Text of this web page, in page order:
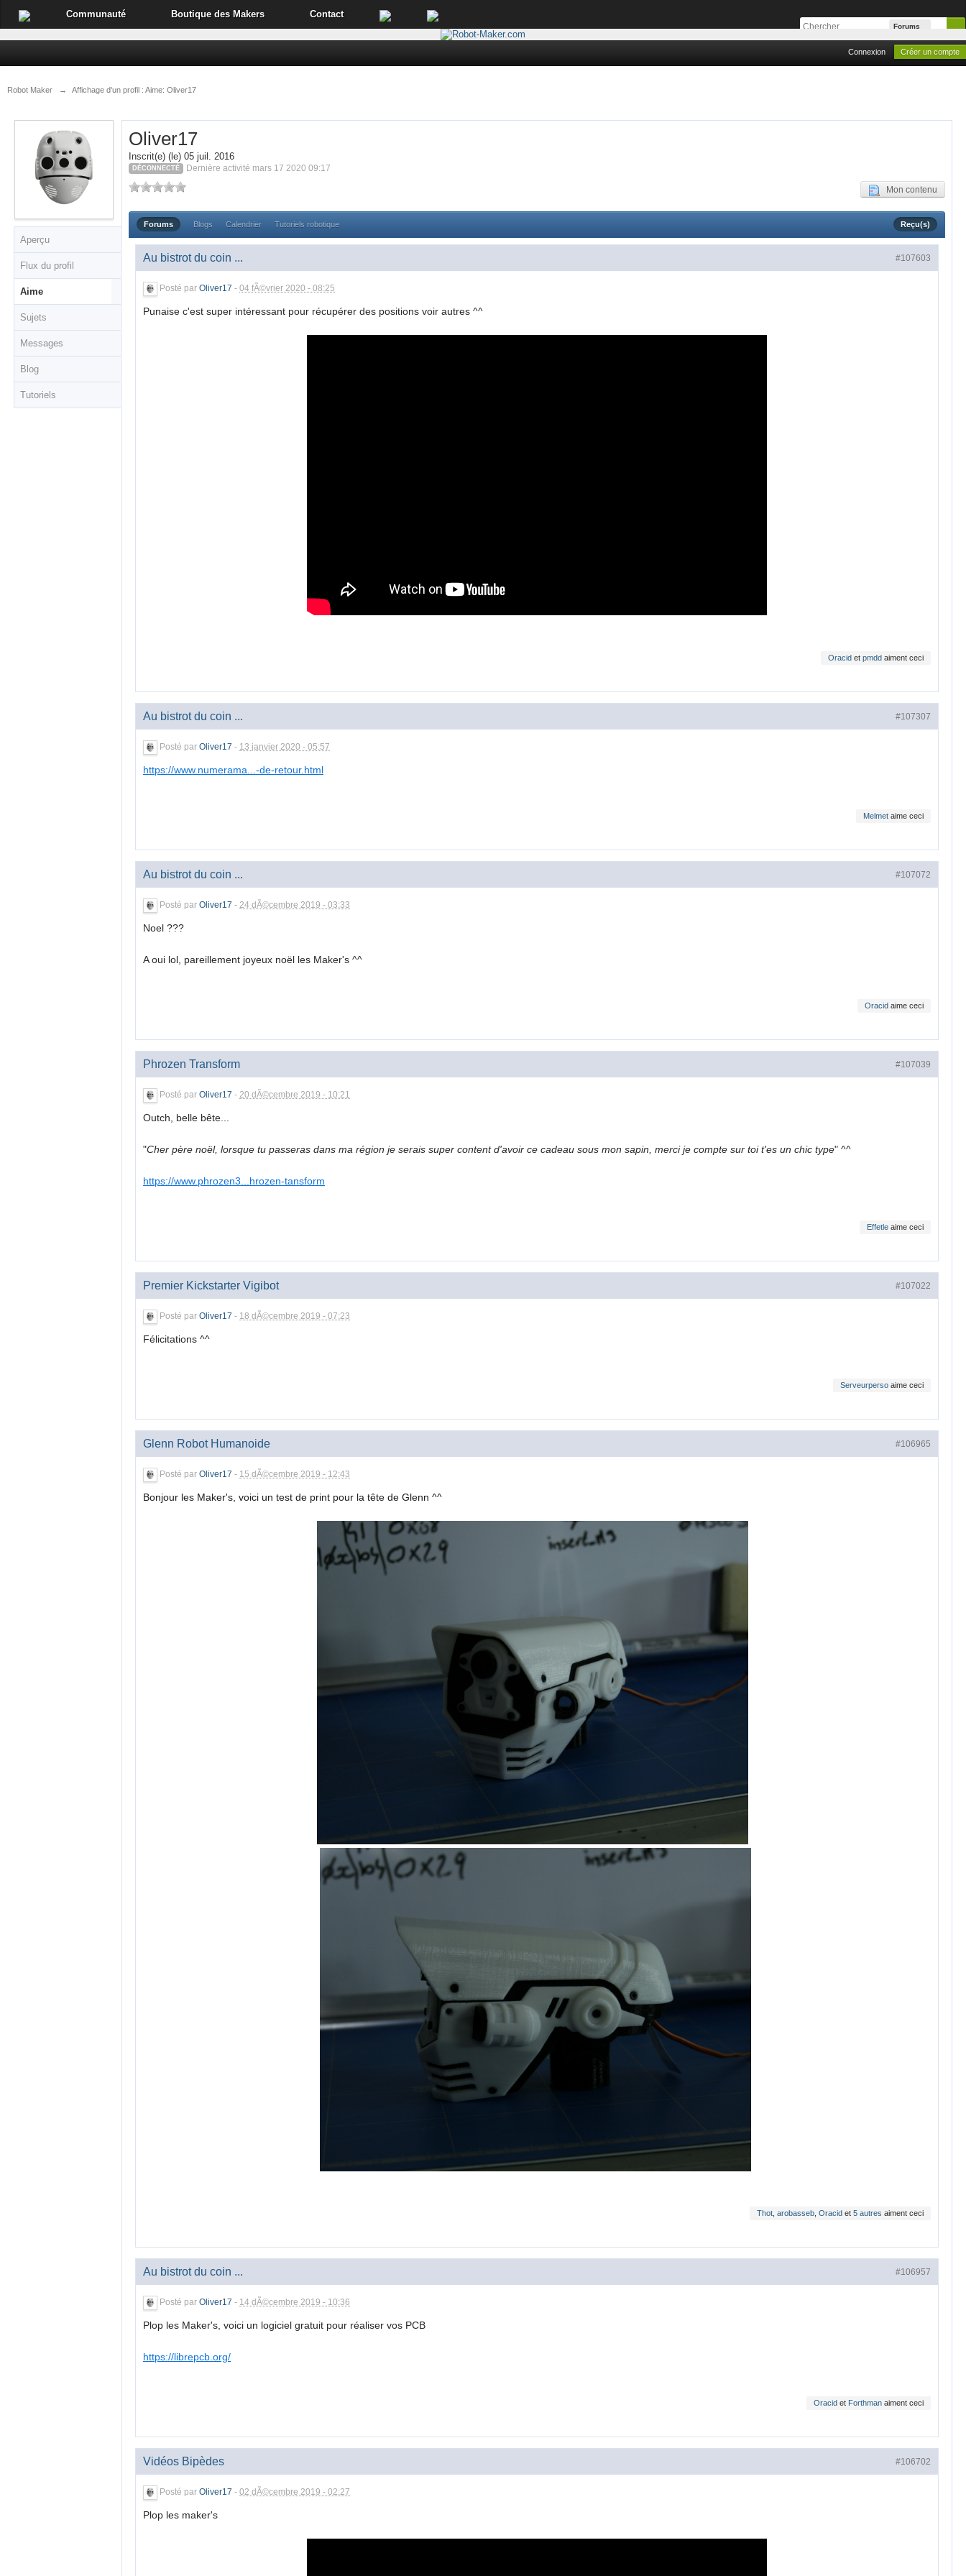
Communauté Boutique des Makers Contact
Forums
Connexion Créer un compte
Robot Maker → Affichage d'un profil : Aime: Oliver17
Aperçu
Flux du profil
Aime
Sujets
Messages
Blog
Tutoriels
Oliver17
Inscrit(e) (le) 05 juil. 2016
DÉCONNECTÉ Dernière activité mars 17 2020 09:17
Mon contenu
Forums Blogs Calendrier Tutoriels robotique Reçu(s)
#107603
Au bistrot du coin ...
Posté par Oliver17 - 04 fÃ©vrier 2020 - 08:25
Punaise c'est super intéressant pour récupérer des positions voir autres ^^
Oracid et pmdd aiment ceci
#107307
Au bistrot du coin ...
Posté par Oliver17 - 13 janvier 2020 - 05:57
https://www.numerama...-de-retour.html
Melmet aime ceci
#107072
Au bistrot du coin ...
Posté par Oliver17 - 24 dÃ©cembre 2019 - 03:33
Noel ???
A oui lol, pareillement joyeux noël les Maker's ^^
Oracid aime ceci
#107039
Phrozen Transform
Posté par Oliver17 - 20 dÃ©cembre 2019 - 10:21
Outch, belle bête...
"Cher père noël, lorsque tu passeras dans ma région je serais super content d'avoir ce cadeau sous mon sapin, merci je compte sur toi t'es un chic type" ^^
https://www.phrozen3...hrozen-tansform
Effetle aime ceci
#107022
Premier Kickstarter Vigibot
Posté par Oliver17 - 18 dÃ©cembre 2019 - 07:23
Félicitations ^^
Serveurperso aime ceci
#106965
Glenn Robot Humanoide
Posté par Oliver17 - 15 dÃ©cembre 2019 - 12:43
Bonjour les Maker's, voici un test de print pour la tête de Glenn ^^
Thot arobasseb Oracid et 5 autres aiment ceci
#106957
Au bistrot du coin ...
Posté par Oliver17 - 14 dÃ©cembre 2019 - 10:36
Plop les Maker's, voici un logiciel gratuit pour réaliser vos PCB
https://librepcb.org/
Oracid et Forthman aiment ceci
#106702
Vidéos Bipèdes
Posté par Oliver17 - 02 dÃ©cembre 2019 - 02:27
Plop les maker's